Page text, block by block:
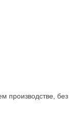
производстве, без